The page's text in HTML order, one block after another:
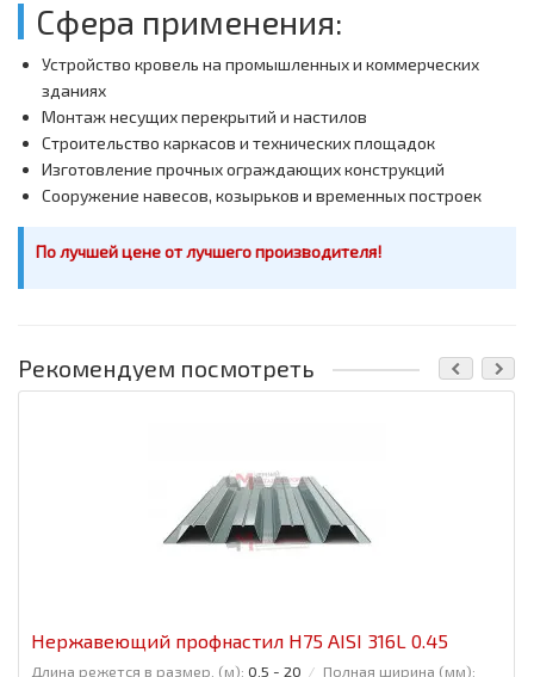
Сфера применения:
Устройство кровель на промышленных и коммерческих
зданиях
Монтаж несущих перекрытий и настилов
Строительство каркасов и технических площадок
Изготовление прочных ограждающих конструкций
Сооружение навесов, козырьков и временных построек
По лучшей цене от лучшего производителя!
Рекомендуем посмотреть
Нержавеющий профнастил H75 AISI 316L 0.45
Длина режется в размер, (м): 0,5 - 20
Полная ширина (мм):